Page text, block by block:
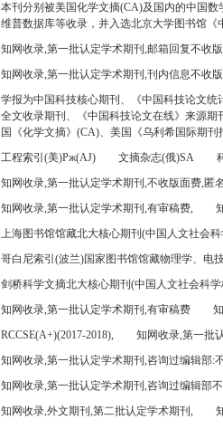
本刊分别被美国化学文摘(CA)及国内的中国
维普数据库等收录，并入选北京大学图书馆《
知网收录,第一批认定学术期刊,邮箱回复不收
知网收录,第一批认定学术期刊,刊内信息不收
学报为中国科技核心期刊、《中国科技论文统
全文收录期刊、《中国科技论文在线》来源
国《化学文摘》(CA)、美国《乌利希国际期
工程索引(美)Pж(AJ)
文摘杂志(俄)SA
知网收录,第一批认定学术期刊,不收版面费,匿
知网收录,第一批认定学术期刊,有审稿费,
上海图书馆馆藏北大核心期刊(中国人文社会
哥白尼索引(波兰)国家图书馆馆藏物理学、电
剑桥科学文摘北大核心期刊(中国人文社会科
知网收录,第一批认定学术期刊,有审稿费
RCCSE(A+)(2017-2018),
知网收录,第一批
知网收录,第一批认定学术期刊,咨询过编辑部:
知网收录,第一批认定学术期刊,咨询过编辑部
知网收录,外文期刊,第二批认定学术期刊,